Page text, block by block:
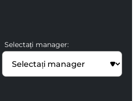
Selectați manager: